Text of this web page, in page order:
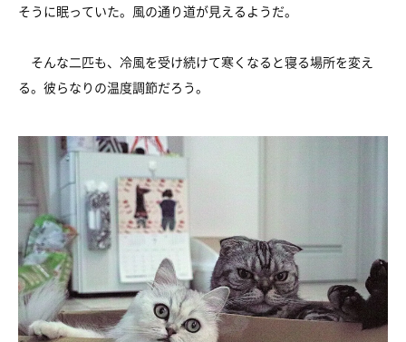
そうに眠っていた。風の通り道が見えるようだ。
そんな二匹も、冷風を受け続けて寒くなると寝る場所を変え
る。彼らなりの温度調節だろう。